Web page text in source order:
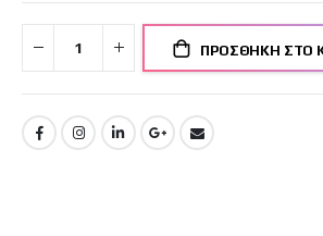
ΠΡΟΣΘΉΚΗ ΣΤΟ